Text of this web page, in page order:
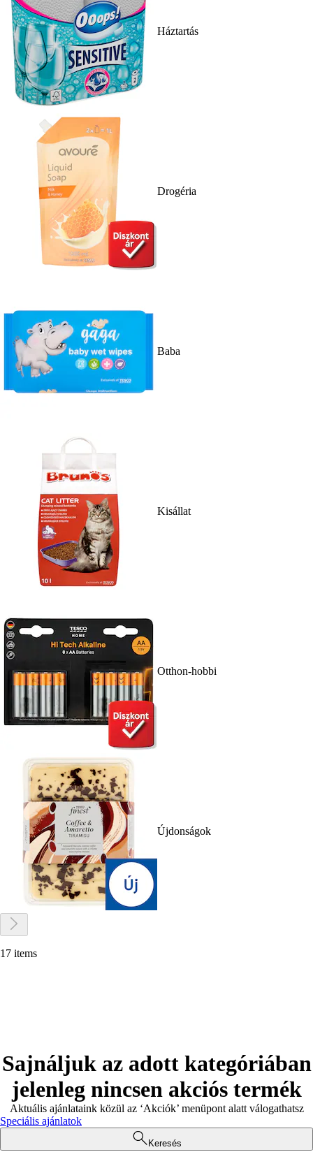
Háztartás
Drogéria
Baba
Kisállat
Otthon-hobbi
Újdonságok
17 items
Sajnáljuk az adott kategóriában
jelenleg nincsen akciós termék
Aktuális ajánlataink közül az ‘Akciók’ menüpont alatt válogathatsz
Speciális ajánlatok
Keresés